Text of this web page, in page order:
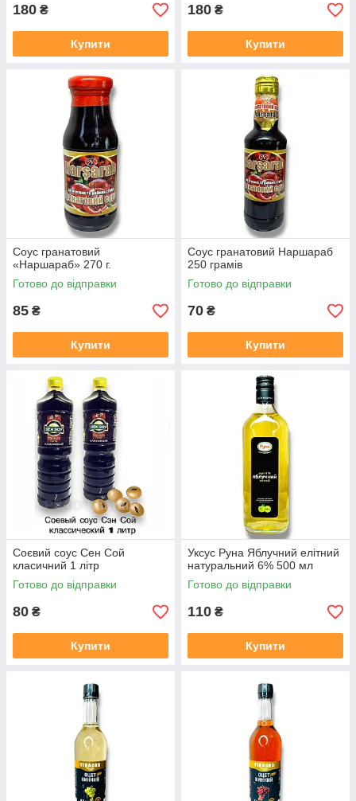
180 ₴
Купити
180 ₴
Купити
Соус гранатовий
«Наршараб» 270 г.
Готово до відправки
85 ₴
Купити
Соус гранатовий Наршараб
250 грамів
Готово до відправки
70 ₴
Купити
Соєвий соус Сен Сой
класичний 1 літр
Готово до відправки
80 ₴
Купити
Уксус Руна Яблучний елітний
натуральний 6% 500 мл
Готово до відправки
110 ₴
Купити